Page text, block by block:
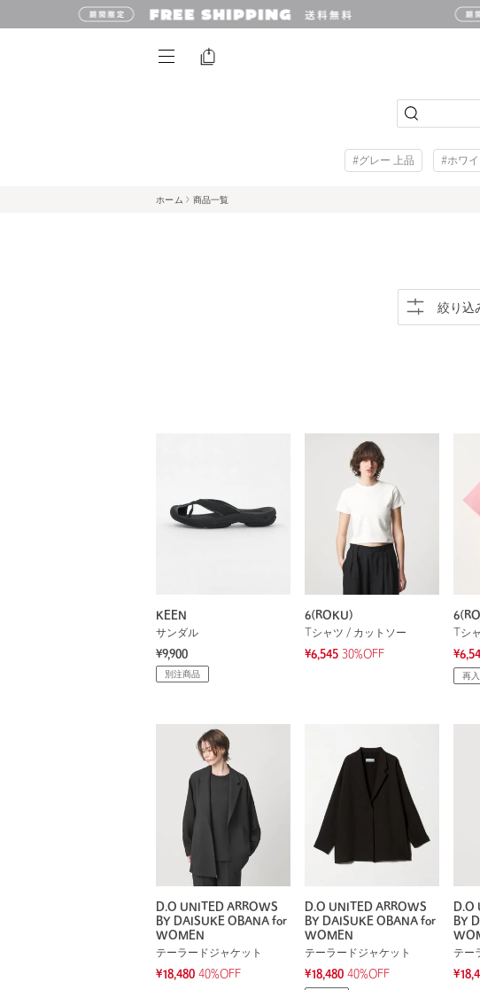
#グレー 上品 #ホワ
ホーム 商品一覧
絞り込
KEEN
サンダル
¥9,900
別注商品
6(ROKU)
Tシャツ / カットソー
¥6,545 30%OFF
Tシ
再
D.O UNITED ARROWS
BY DAISUKE OBANA for
WOMEN
テーラードジャケット
¥18,480 40%OFF
D.O UNITED ARROWS
BY DAISUKE OBANA for
WOMEN
テーラードジャケット
¥18,480 40%OFF
D.O
BY
テー